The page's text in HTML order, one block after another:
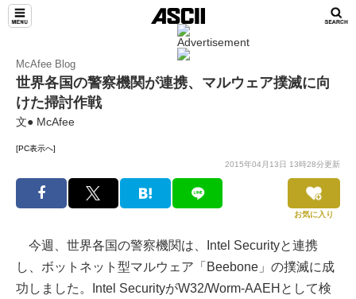
McAfee Blog
世界各国の警察機関が連携、マルウェア撲滅に向
けた掃討作戦
文● McAfee
[PC表示へ]
2015年04月13日 13時28分更新
お気に入り
今週、世界各国の警察機関は、Intel Securityと連携
し、ボットネット型マルウェア「Beebone」の撲滅に成
功しました。Intel SecurityがW32/Worm-AAEHとして検